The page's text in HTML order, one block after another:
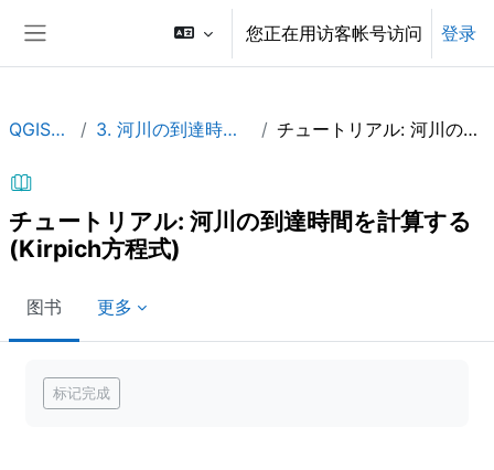
您正在用访客帐号访问 登录
QGISHydAdv_JP 3. 河川の到達時間を計算する (Kirpich方程式) チュートリアル: 河川の到達時間を計算する (Kirpich方程式)
チュートリアル: 河川の到達時間を計算する
(Kirpich方程式)
图书 更多
标记完成